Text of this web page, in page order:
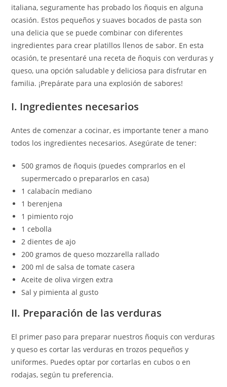
italiana, seguramente has probado los ñoquis en alguna
ocasión. Estos pequeños y suaves bocados de pasta son
una delicia que se puede combinar con diferentes
ingredientes para crear platillos llenos de sabor. En esta
ocasión, te presentaré una receta de ñoquis con verduras y
queso, una opción saludable y deliciosa para disfrutar en
familia. ¡Prepárate para una explosión de sabores!
I. Ingredientes necesarios
Antes de comenzar a cocinar, es importante tener a mano
todos los ingredientes necesarios. Asegúrate de tener:
500 gramos de ñoquis (puedes comprarlos en el
supermercado o prepararlos en casa)
1 calabacín mediano
1 berenjena
1 pimiento rojo
1 cebolla
2 dientes de ajo
200 gramos de queso mozzarella rallado
200 ml de salsa de tomate casera
Aceite de oliva virgen extra
Sal y pimienta al gusto
II. Preparación de las verduras
El primer paso para preparar nuestros ñoquis con verduras
y queso es cortar las verduras en trozos pequeños y
uniformes. Puedes optar por cortarlas en cubos o en
rodajas, según tu preferencia.